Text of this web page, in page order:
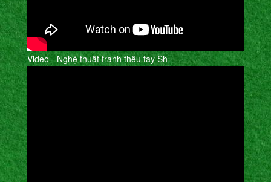
Video - Nghệ thuât tranh thêu tay Sh